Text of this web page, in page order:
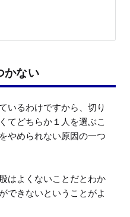
かない
いるわけですから、切り
てどちらか１人を選ぶこ
やめられない原因の一つ
はよくないことだとわか
できないということがよ